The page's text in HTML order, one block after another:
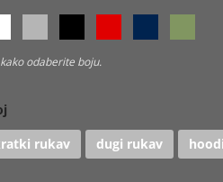
odaberite boju.
rukav
dugi rukav